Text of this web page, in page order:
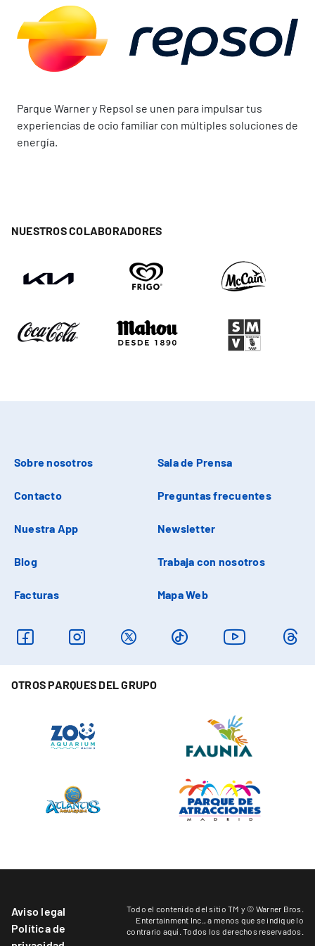
Parque Warner y Repsol se unen para impulsar tus
experiencias de ocio familiar con múltiples soluciones de
energía.
NUESTROS COLABORADORES
Sobre nosotros Sala de Prensa
Contacto Preguntas frecuentes
Nuestra App Newsletter
Blog Trabaja con nosotros
Facturas Mapa Web
OTROS PARQUES DEL GRUPO
Aviso legal
Política de
Todo el contenido del sitio TM y © Warner Bros.
Entertainment Inc.,a menos que se indique lo
contrario aquí . Todos los derechos reservados.